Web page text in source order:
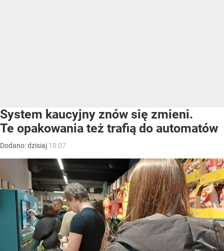
System kaucyjny znów się zmieni.
Te opakowania też trafią do automatów
Dodano:dzisiaj 10:07